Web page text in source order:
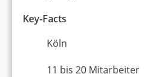
144%
Steigerung der Anzahl
Quantität)
Key-Facts
Köln
11 bis 20 Mitarbeiter